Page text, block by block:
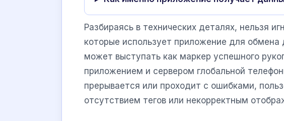
Разбираясь в технических деталях, нельзя
которые использует приложение для обмена
может выступать как маркер успешного
приложением и сервером глобальной
прерывается или проходит с ошибками,
отсутствием тегов или некорректным